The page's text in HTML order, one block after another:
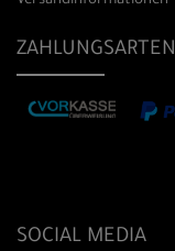
ZAHLUNGSARTEN
SOCIAL MEDIA